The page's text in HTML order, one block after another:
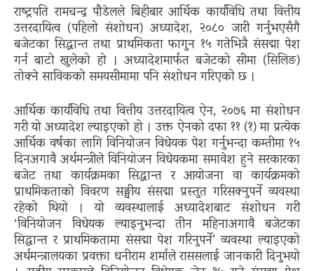
राष्ट्रपति रामचन्द्र पौडेलले बिहीबार आर्थिक कार्यविधि तथा वित्तीय
उत्तरदायित्व (पहिलो संशोधन) अध्यादेश, २०८० जारी गर्नुभएसँगै
बजेटका सिद्धान्त तथा प्राथमिकता फागुन १५ गतेभित्रै संसद्मा पेश
गर्न बाटो खुलेको हो । अध्यादेशमार्फत बजेटको सीमा (सिलिङ)
तोक्ने साविकको समयसीमामा पनि संशोधन गरिएको छ ।
आर्थिक कार्यविधि तथा वित्तीय उत्तरदायित्व ऐन, २०७६ मा संशोधन
गरी यो अध्यादेश ल्याइएको हो । उक्त ऐनको दफा ११ (१) मा प्रत्येक
आर्थिक वर्षका लागि विनियोजन विधेयक पेश गर्नुभन्दा कम्तीमा १५
दिनअगावै अर्थमन्त्रीले विनियोजन विधेयकमा समावेश हुने सरकारका
बजेट तथा कार्यक्रमका सिद्धान्त र आयोजना वा कार्यक्रमको
प्राथमिकताको विवरण सङ्घीय संसद्मा प्रस्तुत गरिसक्नुपर्ने व्यवस्था
रहेको थियो । यो व्यवस्थालाई अध्यादेशबाट संशोधन गरी
‘विनियोजन विधेयक ल्याइनुभन्दा तीन महिनाअगावै बजेटका
सिद्धान्त र प्राथमिकतामा संसद्मा पेश गरिनुपर्ने’ व्यवस्था ल्याइएको
अर्थमन्त्रालयका प्रवक्ता धनीराम शर्माले राससलाई जानकारी दिनुभयो